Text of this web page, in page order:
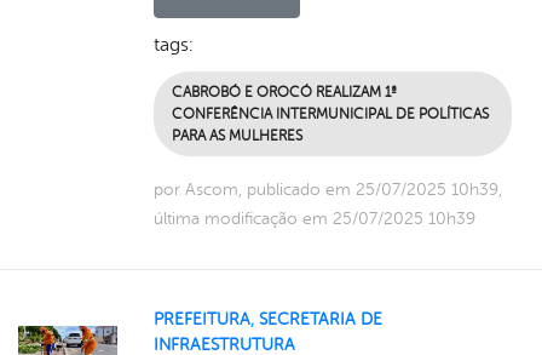
tags:
CABROBÓ E OROCÓ REALIZAM 1ª
CONFERÊNCIA INTERMUNICIPAL DE POLÍTICAS
PARA AS MULHERES
por Ascom, publicado em 25/07/2025 10h39,
última modificação em 25/07/2025 10h39
PREFEITURA, SECRETARIA DE
INFRAESTRUTURA